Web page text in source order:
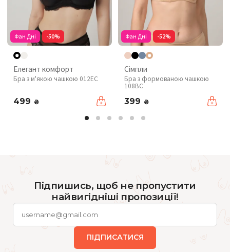
Фан Дні -50%
Елегант комфорт
Бра з м'якою чашкою 012EC
499 ₴
Фан Дні -52%
Сімпли
Бра з формованою чашкою
108BC
399 ₴
Підпишись, щоб не пропустити
найвигідніші пропозиції!
ПІДПИСАТИСЯ